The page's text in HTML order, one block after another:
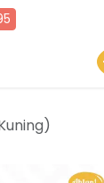
Kuis